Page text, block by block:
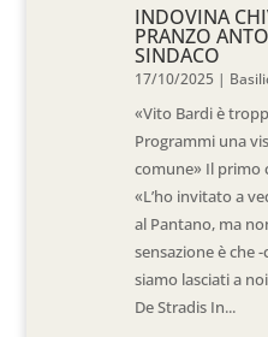
INDOVINA
PRANZO
SINDACO
17/10/2025 |
«Vito Bardi è
Programmi una
comune» Il primo
«L’ho invitato a
al Pantano, ma
sensazione è che
siamo lasciati a
De Stradis In...